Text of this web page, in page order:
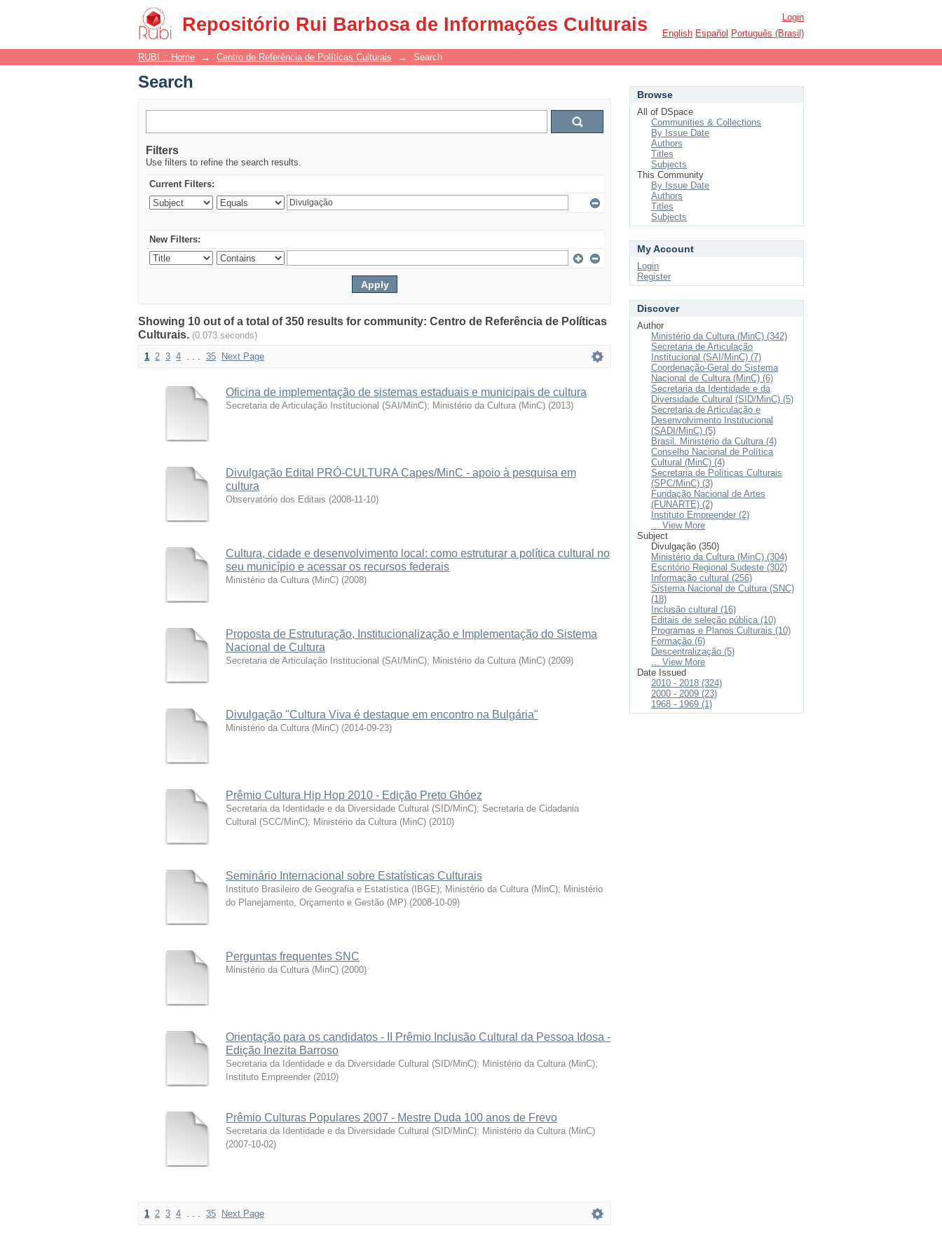
Repositório Rui Barbosa de Informações Culturais
Search
Login
English Español Português (Brasil)
RUBI :: Home → Centro de Referência de Políticas Culturais → Search
Search
Filters
Use filters to refine the search results.
Current Filters:
New Filters:
Showing 10 out of a total of 350 results for community: Centro de Referência de Políticas
Culturais. (0.073 seconds)
1 2 3 4 . . . 35 Next Page
Oficina de implementação de sistemas estaduais e municipais de cultura
Secretaria de Articulação Institucional (SAI/MinC); Ministério da Cultura (MinC) (2013)
Divulgação Edital PRÓ-CULTURA Capes/MinC - apoio à pesquisa em
cultura
Observatório dos Editais (2008-11-10)
Cultura, cidade e desenvolvimento local: como estruturar a política cultural no
seu município e acessar os recursos federais
Ministério da Cultura (MinC) (2008)
Proposta de Estruturação, Institucionalização e Implementação do Sistema
Nacional de Cultura
Secretaria de Articulação Institucional (SAI/MinC); Ministério da Cultura (MinC) (2009)
Divulgação "Cultura Viva é destaque em encontro na Bulgária"
Ministério da Cultura (MinC) (2014-09-23)
Prêmio Cultura Hip Hop 2010 - Edição Preto Ghóez
Secretaria da Identidade e da Diversidade Cultural (SID/MinC); Secretaria de Cidadania
Cultural (SCC/MinC); Ministério da Cultura (MinC) (2010)
Seminário Internacional sobre Estatísticas Culturais
Instituto Brasileiro de Geografia e Estatística (IBGE); Ministério da Cultura (MinC); Ministério
do Planejamento, Orçamento e Gestão (MP) (2008-10-09)
Perguntas frequentes SNC
Ministério da Cultura (MinC) (2000)
Orientação para os candidatos - II Prêmio Inclusão Cultural da Pessoa Idosa -
Edição Inezita Barroso
Secretaria da Identidade e da Diversidade Cultural (SID/MinC); Ministério da Cultura (MinC);
Instituto Empreender (2010)
Prêmio Culturas Populares 2007 - Mestre Duda 100 anos de Frevo
Secretaria da Identidade e da Diversidade Cultural (SID/MinC); Ministério da Cultura (MinC)
(2007-10-02)
1 2 3 4 . . . 35 Next Page
Browse
All of DSpace
Communities & Collections
By Issue Date
Authors
Titles
Subjects
This Community
By Issue Date
Authors
Titles
Subjects
My Account
Login
Register
Discover
Author
Ministério da Cultura (MinC) (342)
Secretaria de Articulação
Institucional (SAI/MinC) (7)
Coordenação-Geral do Sistema
Nacional de Cultura (MinC) (6)
Secretaria da Identidade e da
Diversidade Cultural (SID/MinC) (5)
Secretaria de Articulação e
Desenvolvimento Institucional
(SADI/MinC) (5)
Brasil. Ministério da Cultura (4)
Conselho Nacional de Política
Cultural (MinC) (4)
Secretaria de Políticas Culturais
(SPC/MinC) (3)
Fundação Nacional de Artes
(FUNARTE) (2)
Instituto Empreender (2)
... View More
Subject
Divulgação (350)
Ministério da Cultura (MinC) (304)
Escritório Regional Sudeste (302)
Informação cultural (256)
Sistema Nacional de Cultura (SNC)
(18)
Inclusão cultural (16)
Editais de seleção pública (10)
Programas e Planos Culturais (10)
Formação (6)
Descentralização (5)
... View More
Date Issued
2010 - 2018 (324)
2000 - 2009 (23)
1968 - 1969 (1)